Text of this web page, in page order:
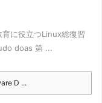
に役立つLinux総復習
doas 第 ...
D ...